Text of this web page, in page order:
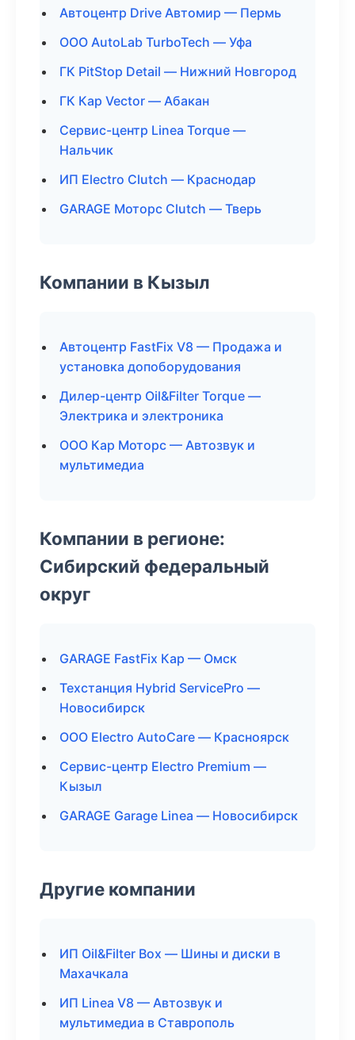
Автоцентр Drive Автомир — Пермь
ООО AutoLab TurboTech — Уфа
ГК PitStop Detail — Нижний Новгород
ГК Кар Vector — Абакан
Сервис-центр Linea Torque —
Нальчик
ИП Electro Clutch — Краснодар
GARAGE Моторс Clutch — Тверь
Компании в Кызыл
Автоцентр FastFix V8 — Продажа и
установка допоборудования
Дилер-центр Oil&Filter Torque —
Электрика и электроника
ООО Кар Моторс — Автозвук и
мультимедиа
Компании в регионе:
Сибирский федеральный
округ
GARAGE FastFix Кар — Омск
Техстанция Hybrid ServicePro —
Новосибирск
ООО Electro AutoCare — Красноярск
Сервис-центр Electro Premium —
Кызыл
GARAGE Garage Linea — Новосибирск
Другие компании
ИП Oil&Filter Box — Шины и диски в
Махачкала
ИП Linea V8 — Автозвук и
мультимедиа в Ставрополь